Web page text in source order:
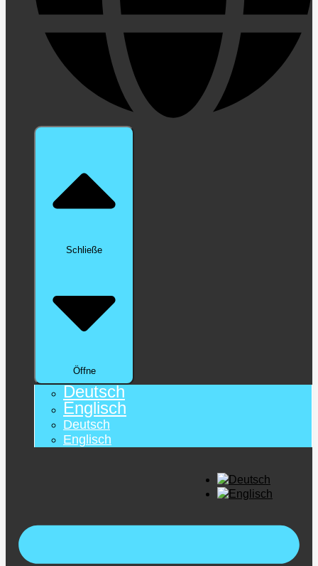
Schließe
Öffne
Deutsch
Englisch
Deutsch
Englisch